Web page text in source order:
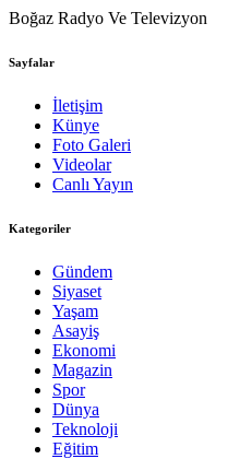
Boğaz Radyo Ve Televizyon
Sayfalar
İletişim
Künye
Foto Galeri
Videolar
Canlı Yayın
Kategoriler
Gündem
Siyaset
Yaşam
Asayiş
Ekonomi
Magazin
Spor
Dünya
Teknoloji
Eğitim